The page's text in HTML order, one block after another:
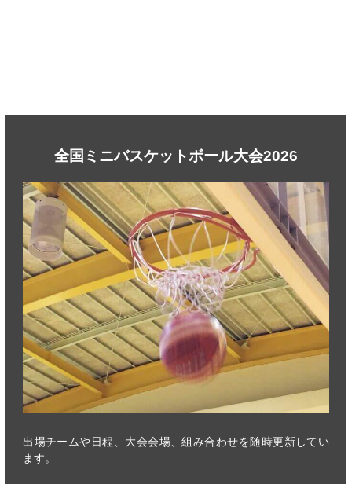
全国ミニバスケットボール大会2026
出場チームや日程、大会会場、組み合わせを随時更新してい
ます。